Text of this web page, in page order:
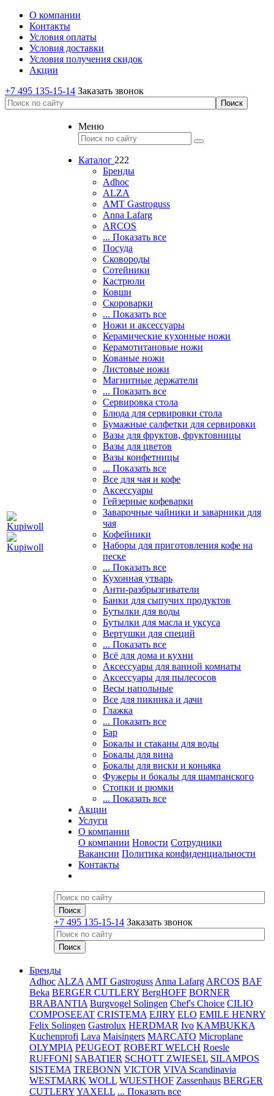
О компании
Контакты
Условия оплаты
Условия доставки
Условия получения скидок
Акции
+7 495 135-15-14 Заказать звонок
Меню
Каталог 222
Бренды
Adhoc
ALZA
AMT Gastroguss
Anna Lafarg
ARCOS
... Показать все
Посуда
Сковороды
Сотейники
Кастрюли
Ковши
Скороварки
... Показать все
Ножи и аксессуары
Керамические кухонные ножи
Керамотитановые ножи
Кованые ножи
Листовые ножи
Магнитные держатели
... Показать все
Сервировка стола
Блюда для сервировки стола
Бумажные салфетки для сервировки
Вазы для фруктов, фруктовницы
Вазы для цветов
Вазы конфетницы
... Показать все
Все для чая и кофе
Аксессуары
Гейзерные кофеварки
Заварочные чайники и заварники для
чая
Кофейники
Наборы для приготовления кофе на
песке
... Показать все
Кухонная утварь
Анти-разбрызгиватели
Банки для сыпучих продуктов
Бутылки для воды
Бутылки для масла и уксуса
Вертушки для специй
... Показать все
Всё для дома и кухни
Аксессуары для ванной комнаты
Аксессуары для пылесосов
Весы напольные
Все для пикника и дачи
Глажка
... Показать все
Бар
Бокалы и стаканы для воды
Бокалы для вина
Бокалы для виски и коньяка
Фужеры и бокалы для шампанского
Стопки и рюмки
... Показать все
Акции
Услуги
О компании
О компании Новости Сотрудники
Вакансии Политика конфиденциальности
Контакты
+7 495 135-15-14 Заказать звонок
Бренды
Adhoc ALZA AMT Gastroguss Anna Lafarg ARCOS BAF
Beka BERGER CUTLERY BergHOFF BORNER
BRABANTIA Burgvogel Solingen Chef's Choice CILIO
COMPOSEEAT CRISTEMA EJIRY ELO EMILE HENRY
Felix Solingen Gastrolux HERDMAR Ivo KAMBUKKA
Kuchenprofi Lava Maisingers MARCATO Microplane
OLYMPIA PEUGEOT ROBERT WELCH Roesle
RUFFONI SABATIER SCHOTT ZWIESEL SILAMPOS
SISTEMA TREBONN VICTOR VIVA Scandinavia
WESTMARK WOLL WUESTHOF Zassenhaus BERGER
CUTLERYYAXELL ... Показать все